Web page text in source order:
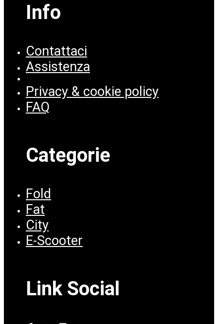
Info
Contattaci
Assistenza
Privacy & cookie policy
FAQ
Categorie
Fold
Fat
City
E-Scooter
Link Social